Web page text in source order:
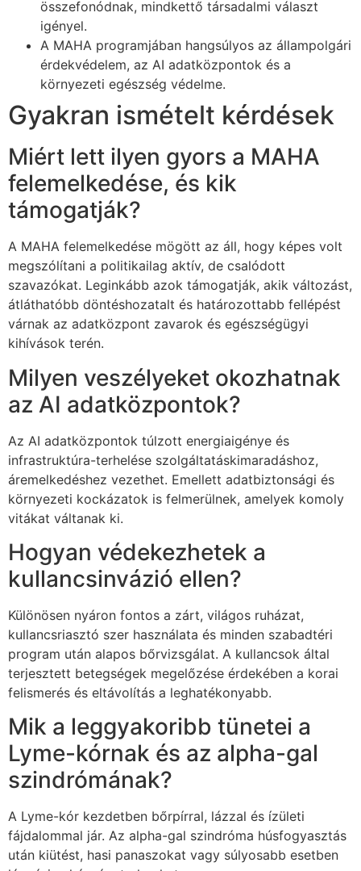
összefonódnak, mindkettő társadalmi választ
igényel.
A MAHA programjában hangsúlyos az állampolgári
érdekvédelem, az AI adatközpontok és a
környezeti egészség védelme.
Gyakran ismételt kérdések
Miért lett ilyen gyors a MAHA
felemelkedése, és kik
támogatják?
A MAHA felemelkedése mögött az áll, hogy képes volt
megszólítani a politikailag aktív, de csalódott
szavazókat. Leginkább azok támogatják, akik változást,
átláthatóbb döntéshozatalt és határozottabb fellépést
várnak az adatközpont zavarok és egészségügyi
kihívások terén.
Milyen veszélyeket okozhatnak
az AI adatközpontok?
Az AI adatközpontok túlzott energiaigénye és
infrastruktúra-terhelése szolgáltatáskimaradáshoz,
áremelkedéshez vezethet. Emellett adatbiztonsági és
környezeti kockázatok is felmerülnek, amelyek komoly
vitákat váltanak ki.
Hogyan védekezhetek a
kullancsinvázió ellen?
Különösen nyáron fontos a zárt, világos ruházat,
kullancsriasztó szer használata és minden szabadtéri
program után alapos bőrvizsgálat. A kullancsok által
terjesztett betegségek megelőzése érdekében a korai
felismerés és eltávolítás a leghatékonyabb.
Mik a leggyakoribb tünetei a
Lyme-kórnak és az alpha-gal
szindrómának?
A Lyme-kór kezdetben bőrpírral, lázzal és ízületi
fájdalommal jár. Az alpha-gal szindróma húsfogyasztás
után kiütést, hasi panaszokat vagy súlyosabb esetben